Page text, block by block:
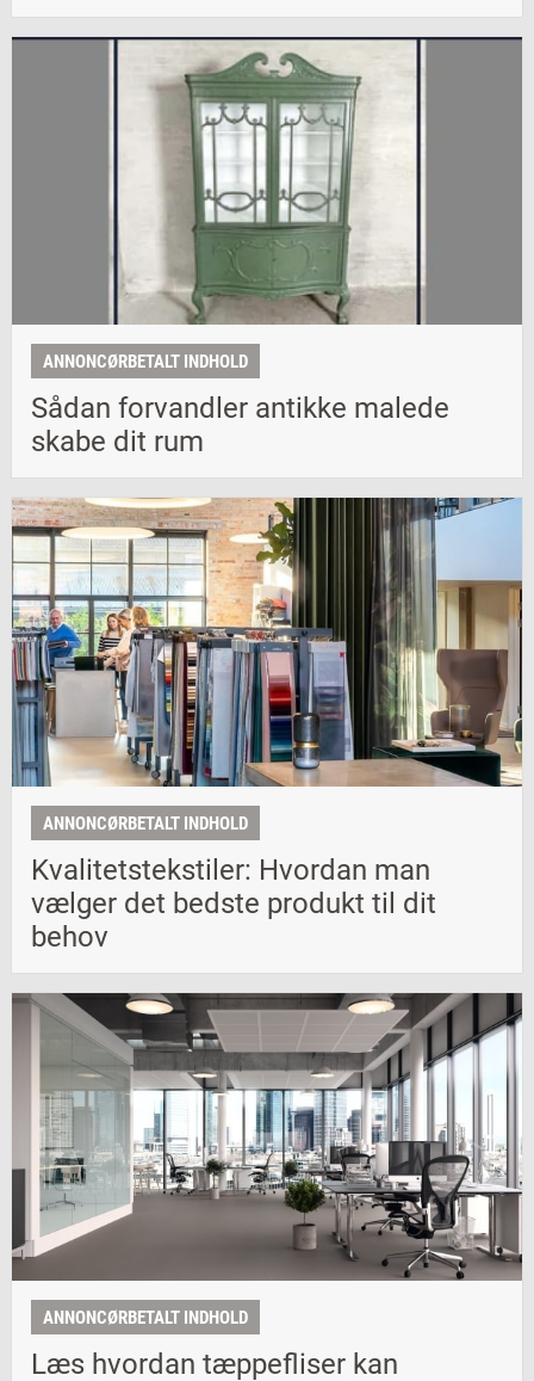
ANNONCØRBETALT INDHOLD
Sådan forvandler antikke malede
skabe dit rum
ANNONCØRBETALT INDHOLD
Kvalitetstekstiler: Hvordan man
vælger det bedste produkt til dit
behov
ANNONCØRBETALT INDHOLD
Læs hvordan tæppefliser kan